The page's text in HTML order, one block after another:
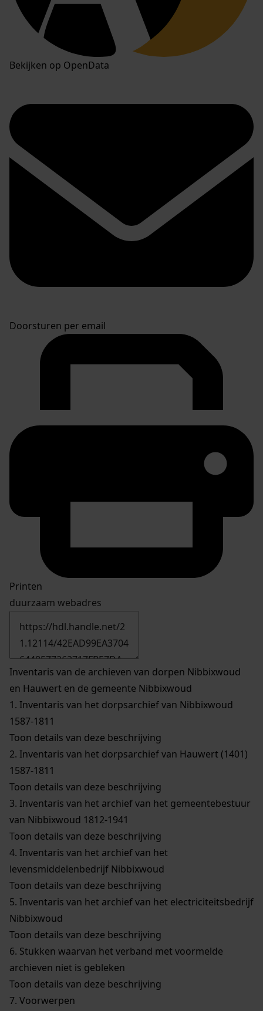
Bekijken op OpenData
Doorsturen per email
Printen
duurzaam webadres
Inventaris van de archieven van dorpen Nibbixwoud
en Hauwert en de gemeente Nibbixwoud
1. Inventaris van het dorpsarchief van Nibbixwoud
1587-1811
Toon details van deze beschrijving
2. Inventaris van het dorpsarchief van Hauwert (1401)
1587-1811
Toon details van deze beschrijving
3. Inventaris van het archief van het gemeentebestuur
van Nibbixwoud 1812-1941
Toon details van deze beschrijving
4. Inventaris van het archief van het
levensmiddelenbedrijf Nibbixwoud
Toon details van deze beschrijving
5. Inventaris van het archief van het electriciteitsbedrijf
Nibbixwoud
Toon details van deze beschrijving
6. Stukken waarvan het verband met voormelde
archieven niet is gebleken
Toon details van deze beschrijving
7. Voorwerpen